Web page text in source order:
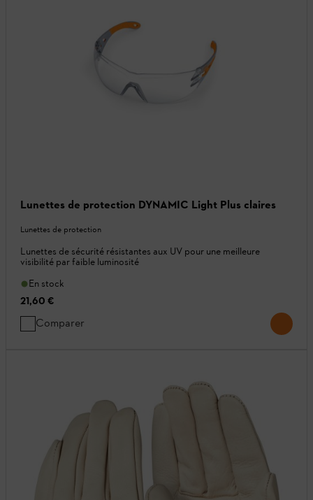
Lunettes de protection DYNAMIC Light Plus claires
Lunettes de protection
Lunettes de sécurité résistantes aux UV pour une meilleure
visibilité par faible luminosité
En stock
21,60 €
Comparer